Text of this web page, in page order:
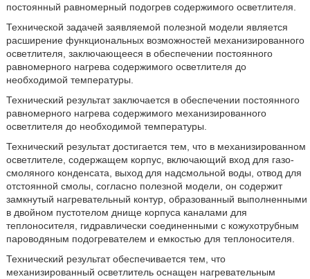
постоянный равномерный подогрев содержимого осветлителя.
Технической задачей заявляемой полезной модели является
расширение функциональных возможностей механизированного
осветлителя, заключающееся в обеспечении постоянного
равномерного нагрева содержимого осветлителя до
необходимой температуры.
Технический результат заключается в обеспечении постоянного
равномерного нагрева содержимого механизированного
осветлителя до необходимой температуры.
Технический результат достигается тем, что в механизированном
осветлителе, содержащем корпус, включающий вход для газо-
смоляного конденсата, выход для надсмольной воды, отвод для
отстоянной смолы, согласно полезной модели, он содержит
замкнутый нагревательный контур, образованный выполненными
в двойном пустотелом днище корпуса каналами для
теплоносителя, гидравлически соединенными с кожухотрубным
пароводяным подогревателем и емкостью для теплоносителя.
Технический результат обеспечивается тем, что
механизированный осветлитель оснащен нагревательным